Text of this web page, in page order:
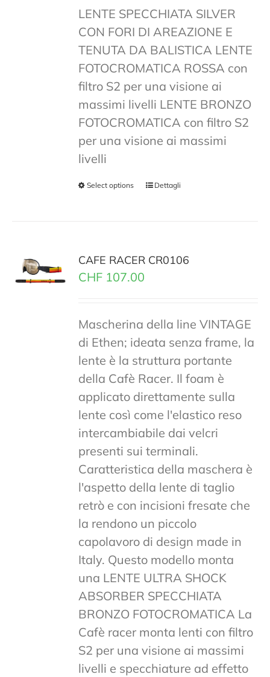
LENTE SPECCHIATA SILVER
CON FORI DI AREAZIONE E
TENUTA DA BALISTICA LENTE
FOTOCROMATICA ROSSA con
filtro S2 per una visione ai
massimi livelli LENTE BRONZO
FOTOCROMATICA con filtro S2
per una visione ai massimi
livelli
Select options Dettagli
CAFE RACER CR0106
CHF 107.00
Mascherina della line VINTAGE
di Ethen; ideata senza frame, la
lente è la struttura portante
della Cafè Racer. Il foam è
applicato direttamente sulla
lente così come l'elastico reso
intercambiabile dai velcri
presenti sui terminali.
Caratteristica della maschera è
l'aspetto della lente di taglio
retrò e con incisioni fresate che
la rendono un piccolo
capolavoro di design made in
Italy. Questo modello monta
una LENTE ULTRA SHOCK
ABSORBER SPECCHIATA
BRONZO FOTOCROMATICA La
Cafè racer monta lenti con filtro
S2 per una visione ai massimi
livelli e specchiature ad effetto